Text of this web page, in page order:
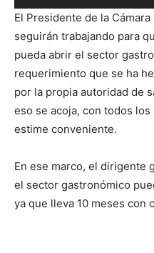
de
audio
El Presidente de la
seguirán trabajando para
pueda abrir el sector
requerimiento que se ha
por la propia autoridad de
eso se acoja, con todos
estime conveniente.
En ese marco, el dirigente
el sector gastronómico
ya que lleva 10 meses con